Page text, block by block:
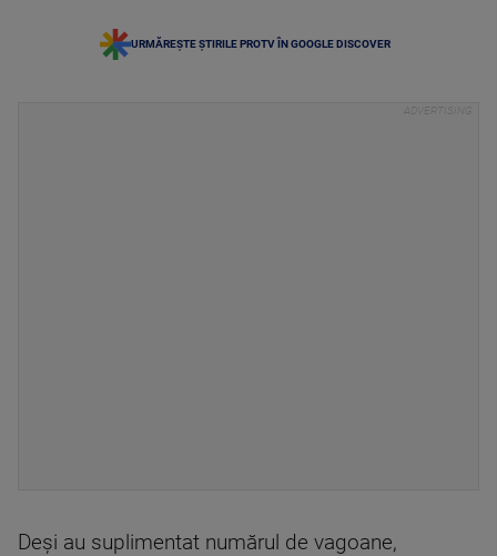
URMĂREȘTE ȘTIRILE PROTV ÎN GOOGLE DISCOVER
Deși au suplimentat numărul de vagoane,